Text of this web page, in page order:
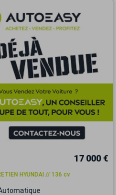
17 000 €
HYUNDAI // 136 cv